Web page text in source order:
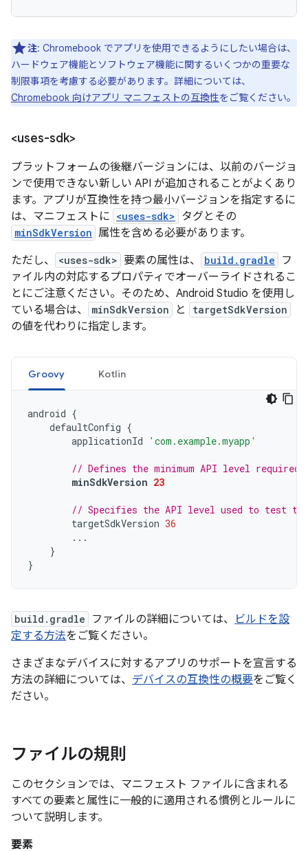
注: Chromebook でアプリを使用できるようにしたい場合は、
ハードウェア機能とソフトウェア機能に関するいくつかの重要な
制限事項を考慮する必要があります。詳細については、
Chromebook 向けアプリ マニフェストの互換性をご覧ください。
<uses-sdk>
プラットフォームの後継バージョンには、以前のバージョ
ンで使用できない新しい API が追加されることがよくあり
ます。アプリが互換性を持つ最小バージョンを指定するに
は、マニフェストに <uses-sdk> タグとその
minSdkVersion 属性を含める必要があります。
ただし、
<uses-sdk> 要素の属性は、 build.gradle
フ
ァイル内の対応するプロパティでオーバーライドされるこ
とにご注意ください。そのため、Android Studio を使用し
ている場合は、
minSdkVersion と targetSdkVersion
の値を代わりに指定します。
Groovy Kotlin
android {
defaultConfig {
applicationId
'com.example.myapp'
// Defines the minimum API level required
minSdkVersion 23
// Specifies the API level used to test
targetSdkVersion 36
...
}
}
build.gradle ファイルの詳細については、
ビルドを設
定する方法をご覧ください。
さまざまなデバイスに対するアプリのサポートを宣言する
方法の詳細については、 デバイスの互換性の概要をご覧く
ださい。
ファイルの規則
このセクションでは、マニフェスト ファイルに含まれる
すべての要素と属性に一般的に適用される慣例とルールに
ついて説明します。
要素